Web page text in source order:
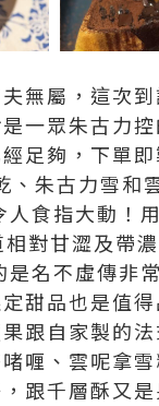
無屬，這次
一眾朱古力
足夠，下單
朱古力雪和
食指大動！
對甘澀及帶
名不虛傳非
甜品也是值
跟自家製的
喱、雲呢拿
跟千層酥又